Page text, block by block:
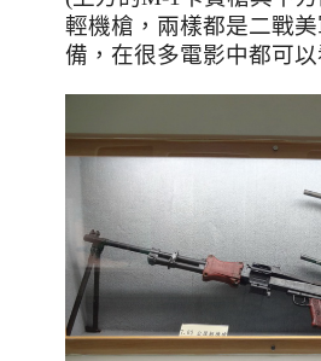
輕機槍，兩樣都是二戰
備，在很多電影中都可